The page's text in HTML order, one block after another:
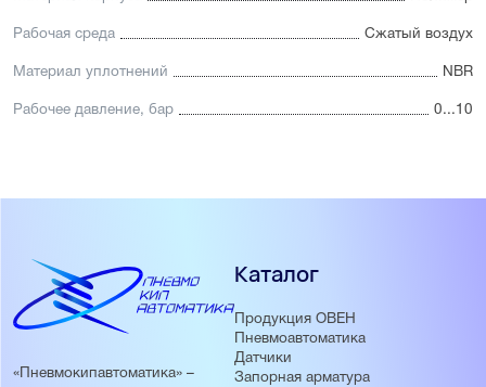
Рабочая среда Сжатый воздух
Материал уплотнений NBR
Рабочее давление, бар 0...10
«Пневмокипавтоматика» –
Каталог
Продукция ОВЕН
Пневмоавтоматика
Датчики
Запорная арматура